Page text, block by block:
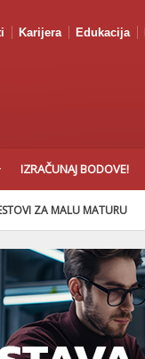
Karijera Edukacija
IZRAČUNAJ BODOVE!
ZA MALU MATURU